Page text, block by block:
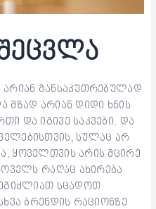
განსაკუთრებულად
მზად არიან დიდი ხნის
და იგივე საკვები. და
სულაც არ
ყოველთვის არის მცირე
რაღაც ახირება
სცადოთ
ბრენდის რაციონზე